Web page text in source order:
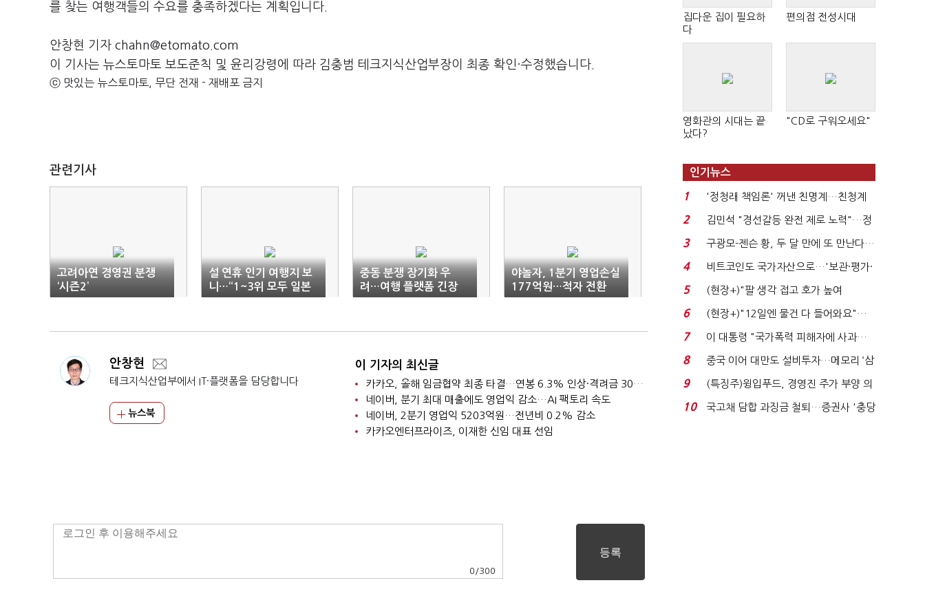
를 찾는 여행객들의 수요를 충족하겠다는 계획입니다.
안창현 기자 chahn@etomato.com
이 기사는 뉴스토마토 보도준칙 및 윤리강령에 따라 김충범 테크지식산업부장이 최종 확인·수정했습니다.
ⓒ 맛있는 뉴스토마토, 무단 전재 - 재배포 금지
관련기사
고려아연 경영권 분쟁
‘시즌2’
설 연휴 인기 여행지 보
니…“1~3위 모두 일본
집중”
중동 분쟁 장기화 우
려…여행 플랫폼 긴장
고조
야놀자, 1분기 영업손실
177억원…적자 전환
안창현
테크지식산업부에서 IT·플랫폼을 담당합니다
뉴스북
이 기자의 최신글
카카오, 올해 임금협약 최종 타결…연봉 6.3% 인상·격려금 300만원
네이버, 분기 최대 매출에도 영업익 감소…AI 팩토리 속도
네이버, 2분기 영업익 5203억원…전년비 0.2% 감소
카카오엔터프라이즈, 이재한 신임 대표 선임
0 /300
집다운 집이 필요하
다
편의점 전성시대
영화관의 시대는 끝
났다?
"CD로 구워오세요"
인기뉴스
1
'정청래 책임론' 꺼낸 친명계…친청계
는 추가투표 때리기...
2
김민석 "경선갈등 완전 제로 노력"…정
청래 "반명 공세 사...
3
구광모-젠슨 황, 두 달 만에 또 만난다…
로봇·AI 등 논...
4
비트코인도 국가자산으로…'보관·평가·
처분' 기준은 ...
5
(현장+)"팔 생각 접고 호가 높여
요"…'덜 똘똘한 한 채' 20...
6
(현장+)"12일엔 물건 다 들어와요"…
빈 매대 채우며 문 연 ...
7
이 대통령 "국가폭력 피해자에 사과…
적극적 조사로 진...
8
중국 이어 대만도 설비투자…메모리 ‘삼
국전쟁’
9
(특징주)윙입푸드, 경영진 주가 부양 의
지에 상한가...
10
국고채 담합 과징금 철퇴…증권사 '충당